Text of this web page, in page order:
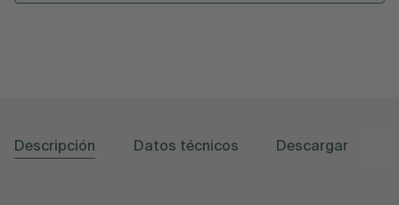
Descripción Datos técnicos Descargar